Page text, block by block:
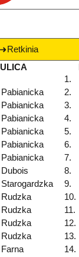
Retkinia
ULICA
1.
Pabianicka
2.
Pabianicka
3.
Pabianicka
4.
Pabianicka
5.
Pabianicka
6.
Pabianicka
7.
Dubois
8.
Starogardzka
9.
Rudzka
10.
Rudzka
11.
Rudzka
12.
Rudzka
13.
Farna
14.